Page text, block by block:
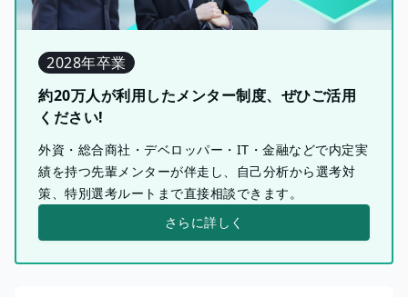
2028年卒業
約20万人が利用したメンター制度、ぜひご活用
ください!
外資・総合商社・デベロッパー・IT・金融などで内定実
績を持つ先輩メンターが伴走し、自己分析から選考対
策、特別選考ルートまで直接相談できます。
さらに詳しく